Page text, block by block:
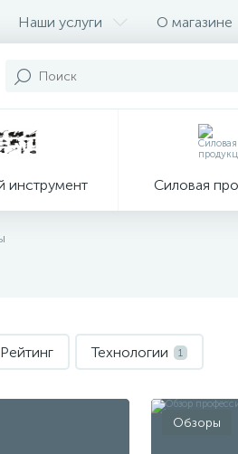
Наши услуги О магазине
инструмент Силовая
Рейтинг Технологии 1
Обзоры